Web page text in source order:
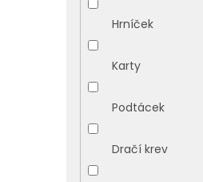
Hrníček
Karty
Podtácek
Dračí krev